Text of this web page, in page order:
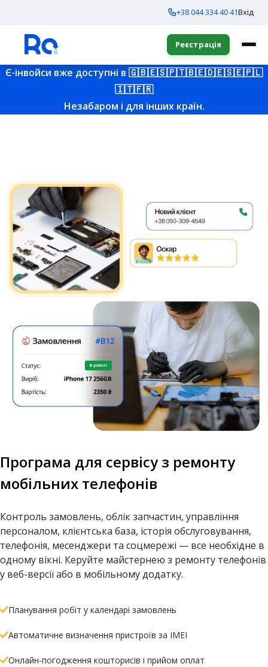
+38 044 334 40 41Вхід
Реєстрація
Є-інвойси вже доступні в 🇬🇧🇪🇸🇵🇹🇧🇪🇩🇪🇸🇪🇵🇱
🇮🇹🇫🇷
Незабаром і для інших країн.
Програма для сервісу з ремонту
мобільних телефонів
Контроль замовлень, облік запчастин, управління
персоналом, клієнтська база, історія обслуговування,
телефонія, месенджери та соцмережі — все необхідне в
одному вікні. Керуйте майстернею з ремонту телефонів
у веб-версії або в мобільному додатку.
Планування робіт у календарі замовлень
Автоматичне визначення пристроїв за IMEI
Онлайн-погодження кошторисів і прийом оплат